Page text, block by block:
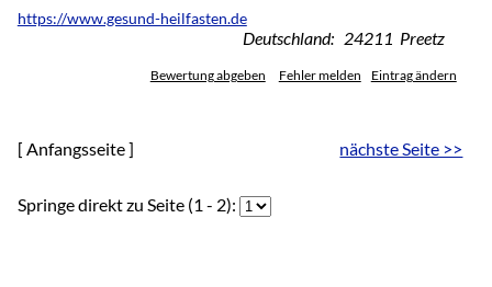
https://www.gesund-heilfasten.de
Deutschland: 24211 Preetz
Bewertung abgeben Fehler melden Eintrag ändern
[ Anfangsseite ] nächste Seite >>
Springe direkt zu Seite (1 - 2):